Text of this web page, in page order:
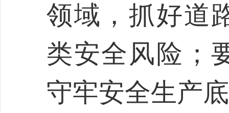
领域，抓好道
类安全风险；
守牢安全生产